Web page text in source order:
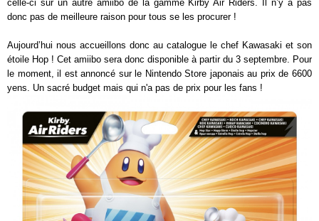
celle-ci sur un autre amiibo de la gamme Kirby Air Riders. Il n’y a pas
donc pas de meilleure raison pour tous se les procurer !
Aujourd’hui nous accueillons donc au catalogue le chef Kawasaki et son
étoile Hop ! Cet amiibo sera donc disponible à partir du 3 septembre. Pour
le moment, il est annoncé sur le Nintendo Store japonais au prix de 6600
yens. Un sacré budget mais qui n'a pas de prix pour les fans !